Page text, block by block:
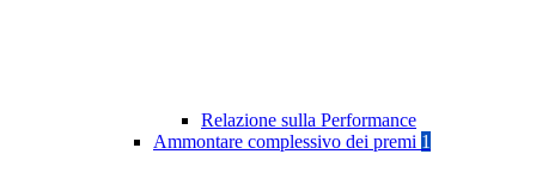
Relazione sulla Performance
Ammontare complessivo dei premi 1